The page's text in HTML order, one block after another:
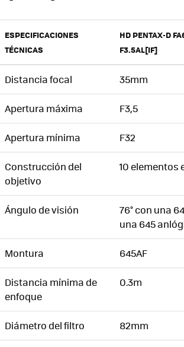
ESPECIFICACIONES
TÉCNICAS
HD PENTAX-D
F3.5AL[IF]
Distancia focal 35mm
Apertura máxima F3,5
Apertura mínima F32
Construcción del
objetivo
10 elementos
Ángulo de visión
76° con una
una 645
Montura 645AF
Distancia mínima de
enfoque
0.3m
Diámetro del filtro 82mm